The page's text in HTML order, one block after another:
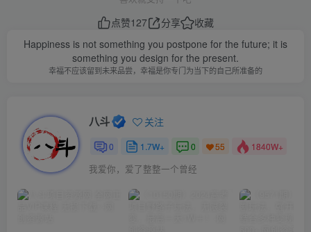
点赞127 分享
收藏
Happiness is not something you postpone for the future; it is
something you design for the present.
幸福不应该留到未来品尝，幸福是你专门为当下的自己所准备的
八斗 关注
0 1.7W+ 0 55 1840W+
我爱你，爱了整整一个曾经